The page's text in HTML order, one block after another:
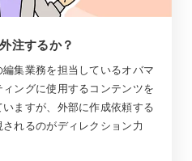
注するか？
集業務を担当しているオバマ
ングに使用するコンテンツを
ますが、外部に作成依頼する
れるのがディレクション力